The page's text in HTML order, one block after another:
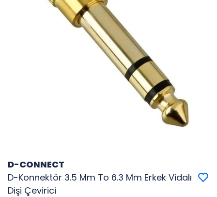
D-CONNECT
D-Konnektör 3.5 Mm To 6.3 Mm Erkek Vidalı
Dişi Çevirici